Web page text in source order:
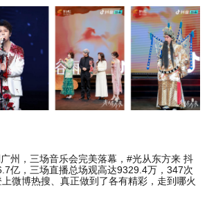
州，三场音乐会完美落幕，#光从东方来 抖
亿，三场直播总场观高达9329.4万，347次
微博热搜、真正做到了各有精彩，走到哪火